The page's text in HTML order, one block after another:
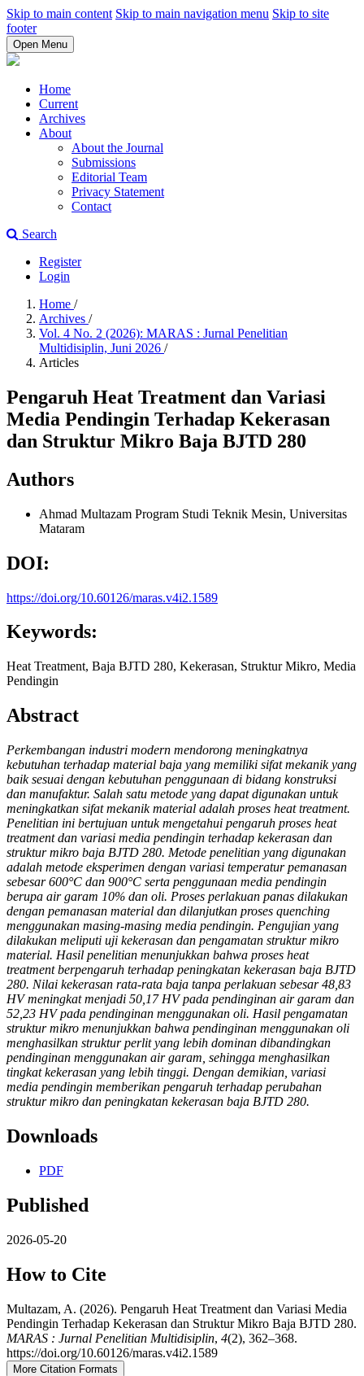
Skip to main content Skip to main navigation menu Skip to site
footer
Open Menu
Home
Current
Archives
About
About the Journal
Submissions
Editorial Team
Privacy Statement
Contact
Search
Register
Login
Home /
Archives /
Vol. 4 No. 2 (2026): MARAS : Jurnal Penelitian
Multidisiplin, Juni 2026 /
Articles
Pengaruh Heat Treatment dan Variasi
Media Pendingin Terhadap Kekerasan
dan Struktur Mikro Baja BJTD 280
Authors
Ahmad Multazam Program Studi Teknik Mesin, Universitas
Mataram
DOI:
https://doi.org/10.60126/maras.v4i2.1589
Keywords:
Heat Treatment, Baja BJTD 280, Kekerasan, Struktur Mikro, Media
Pendingin
Abstract
Perkembangan industri modern mendorong meningkatnya
kebutuhan terhadap material baja yang memiliki sifat mekanik yang
baik sesuai dengan kebutuhan penggunaan di bidang konstruksi
dan manufaktur. Salah satu metode yang dapat digunakan untuk
meningkatkan sifat mekanik material adalah proses heat treatment.
Penelitian ini bertujuan untuk mengetahui pengaruh proses heat
treatment dan variasi media pendingin terhadap kekerasan dan
struktur mikro baja BJTD 280. Metode penelitian yang digunakan
adalah metode eksperimen dengan variasi temperatur pemanasan
sebesar 600°C dan 900°C serta penggunaan media pendingin
berupa air garam 10% dan oli. Proses perlakuan panas dilakukan
dengan pemanasan material dan dilanjutkan proses quenching
menggunakan masing-masing media pendingin. Pengujian yang
dilakukan meliputi uji kekerasan dan pengamatan struktur mikro
material. Hasil penelitian menunjukkan bahwa proses heat
treatment berpengaruh terhadap peningkatan kekerasan baja BJTD
280. Nilai kekerasan rata-rata baja tanpa perlakuan sebesar 48,83
HV meningkat menjadi 50,17 HV pada pendinginan air garam dan
52,23 HV pada pendinginan menggunakan oli. Hasil pengamatan
struktur mikro menunjukkan bahwa pendinginan menggunakan oli
menghasilkan struktur perlit yang lebih dominan dibandingkan
pendinginan menggunakan air garam, sehingga menghasilkan
tingkat kekerasan yang lebih tinggi. Dengan demikian, variasi
media pendingin memberikan pengaruh terhadap perubahan
struktur mikro dan peningkatan kekerasan baja BJTD 280.
Downloads
PDF
Published
2026-05-20
How to Cite
Multazam, A. (2026). Pengaruh Heat Treatment dan Variasi Media
Pendingin Terhadap Kekerasan dan Struktur Mikro Baja BJTD 280.
MARAS : Jurnal Penelitian Multidisiplin, 4(2), 362–368.
https://doi.org/10.60126/maras.v4i2.1589
More Citation Formats